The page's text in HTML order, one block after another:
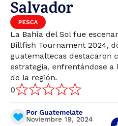
Salvador
PESCA
La Bahía del Sol fue
Billfish Tournament 2024,
guatemaltecas destacaron
estrategia, enfrentándose a
de la región.
0
Por Guatemelate
Noviembre 19, 2024